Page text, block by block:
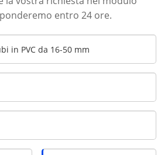
entro 24 ore.